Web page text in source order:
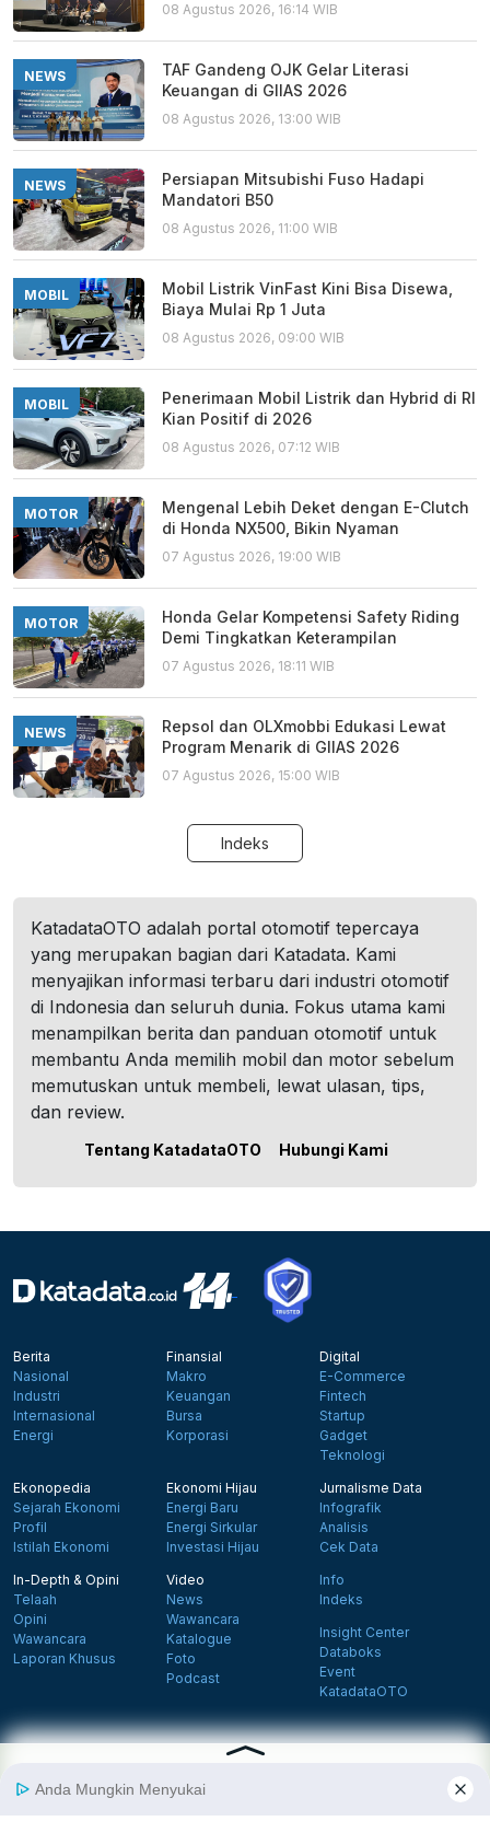
08 Agustus 2026, 16:14 WIB
NEWS
TAF Gandeng OJK Gelar Literasi
Keuangan di GIIAS 2026
08 Agustus 2026, 13:00 WIB
NEWS
Persiapan Mitsubishi Fuso Hadapi
Mandatori B50
08 Agustus 2026, 11:00 WIB
MOBIL
Mobil Listrik VinFast Kini Bisa Disewa,
Biaya Mulai Rp 1 Juta
08 Agustus 2026, 09:00 WIB
MOBIL
Penerimaan Mobil Listrik dan Hybrid di RI
Kian Positif di 2026
08 Agustus 2026, 07:12 WIB
MOTOR
Mengenal Lebih Deket dengan E-Clutch
di Honda NX500, Bikin Nyaman
07 Agustus 2026, 19:00 WIB
MOTOR
Honda Gelar Kompetensi Safety Riding
Demi Tingkatkan Keterampilan
07 Agustus 2026, 18:11 WIB
NEWS
Repsol dan OLXmobbi Edukasi Lewat
Program Menarik di GIIAS 2026
07 Agustus 2026, 15:00 WIB
Indeks
KatadataOTO adalah portal otomotif tepercaya
yang merupakan bagian dari Katadata. Kami
menyajikan informasi terbaru dari industri otomotif
di Indonesia dan seluruh dunia. Fokus utama kami
menampilkan berita dan panduan otomotif untuk
membantu Anda memilih mobil dan motor sebelum
memutuskan untuk membeli, lewat ulasan, tips,
dan review.
Tentang KatadataOTO Hubungi Kami
Berita
Nasional
Industri
Internasional
Energi
Finansial
Makro
Keuangan
Bursa
Korporasi
Digital
E-Commerce
Fintech
Startup
Gadget
Teknologi
Ekonopedia
Sejarah Ekonomi
Profil
Istilah Ekonomi
Ekonomi Hijau
Energi Baru
Energi Sirkular
Investasi Hijau
Jurnalisme Data
Infografik
Analisis
Cek Data
In-Depth & Opini
Telaah
Opini
Wawancara
Laporan Khusus
Video
News
Wawancara
Katalogue
Foto
Podcast
Info
Indeks
Insight Center
Databoks
Event
KatadataOTO